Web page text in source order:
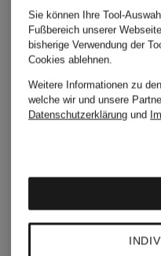
HANRO
Sie können Ihre Tool-
Fußbereich unserer
bisherige Verwendung der
Cookies ablehnen.
Weitere Informationen zu
welche wir und unsere
Datenschutzerklärung und